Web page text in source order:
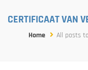
CERTIFICAAT VAN
Home All posts